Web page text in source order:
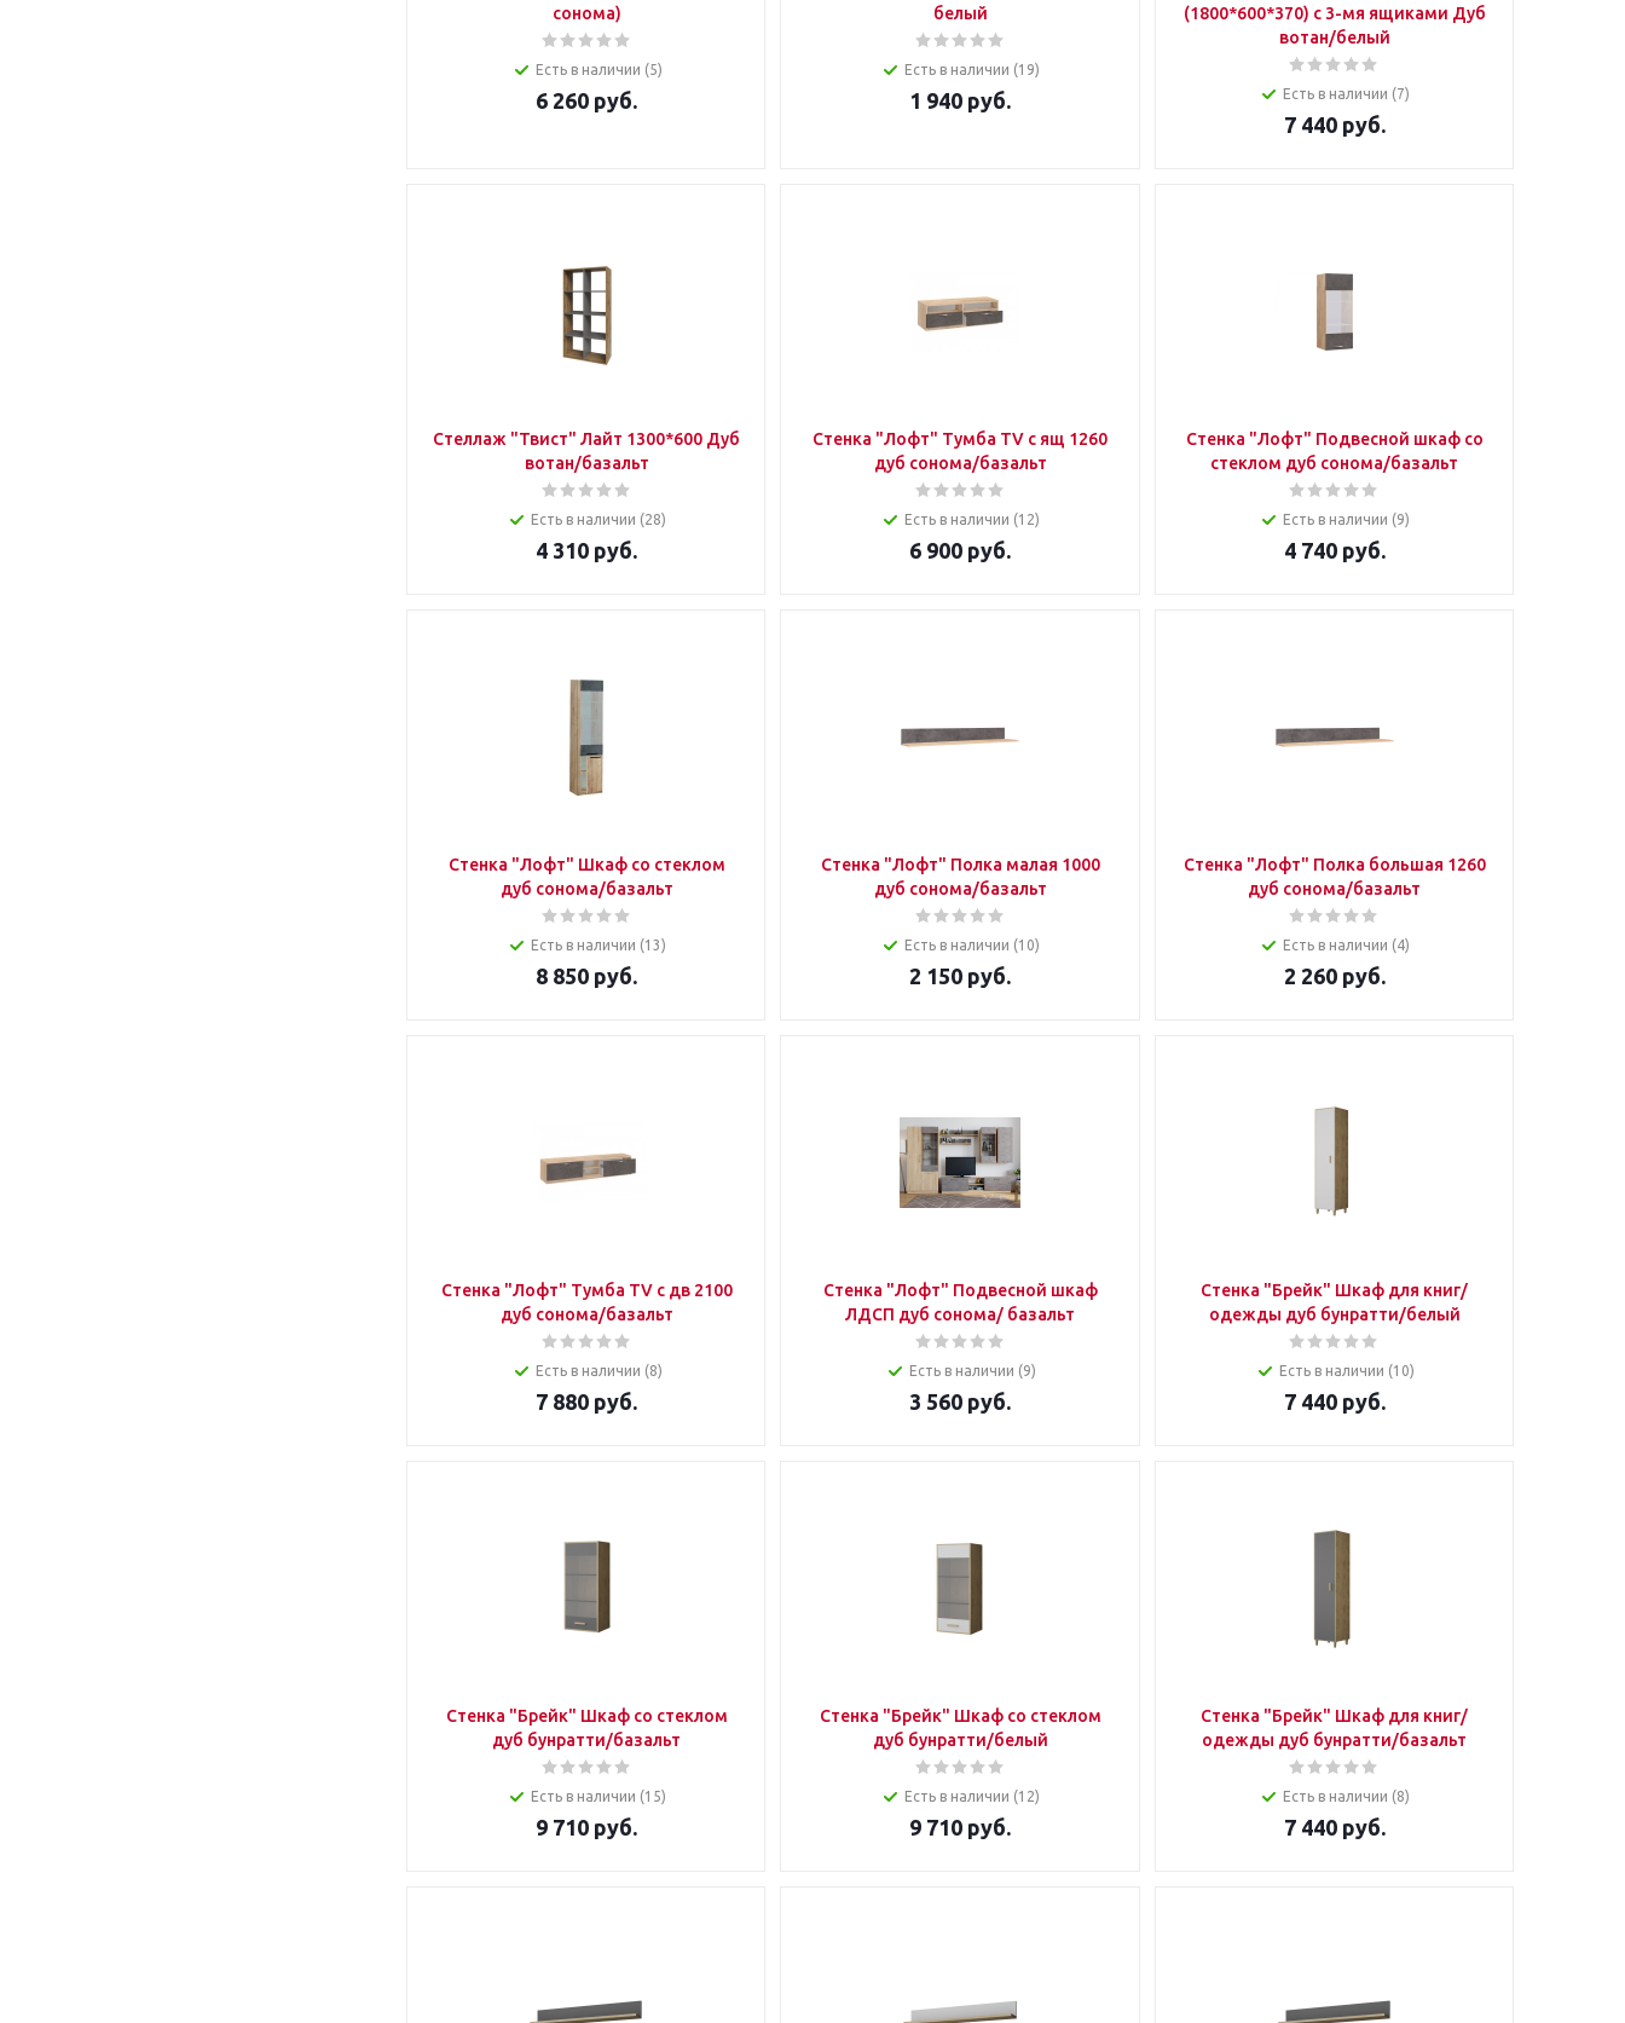
сонома)
Есть в наличии (5)
6 260 руб.
белый
Есть в наличии (19)
1 940 руб.
(1800*600*370) с 3-мя ящиками Дуб
вотан/белый
Есть в наличии (7)
7 440руб.
Стеллаж "Твист" Лайт 1300*600 Дуб
вотан/базальт
Есть в наличии (28)
4 310 руб.
Стенка "Лофт" Тумба TV с ящ 1260
дуб сонома/базальт
Есть в наличии (12)
6 900 руб.
Стенка "Лофт" Подвесной шкаф со
стеклом дуб сонома/базальт
Есть в наличии (9)
4 740руб.
Стенка "Лофт" Шкаф со стеклом
дуб сонома/базальт
Есть в наличии (13)
8 850 руб.
Стенка "Лофт" Полка малая 1000
дуб сонома/базальт
Есть в наличии (10)
2 150 руб.
Стенка "Лофт" Полка большая 1260
дуб сонома/базальт
Есть в наличии (4)
2 260руб.
Стенка "Лофт" Тумба TV с дв 2100
дуб сонома/базальт
Есть в наличии (8)
7 880 руб.
Стенка "Лофт" Подвесной шкаф
ЛДСП дуб сонома/ базальт
Есть в наличии (9)
3 560 руб.
Стенка "Брейк" Шкаф для книг/
одежды дуб бунратти/белый
Есть в наличии (10)
7 440руб.
Стенка "Брейк" Шкаф со стеклом
дуб бунратти/базальт
Есть в наличии (15)
9 710 руб.
Стенка "Брейк" Шкаф со стеклом
дуб бунратти/белый
Есть в наличии (12)
9 710 руб.
Стенка "Брейк" Шкаф для книг/
одежды дуб бунратти/базальт
Есть в наличии (8)
7 440руб.